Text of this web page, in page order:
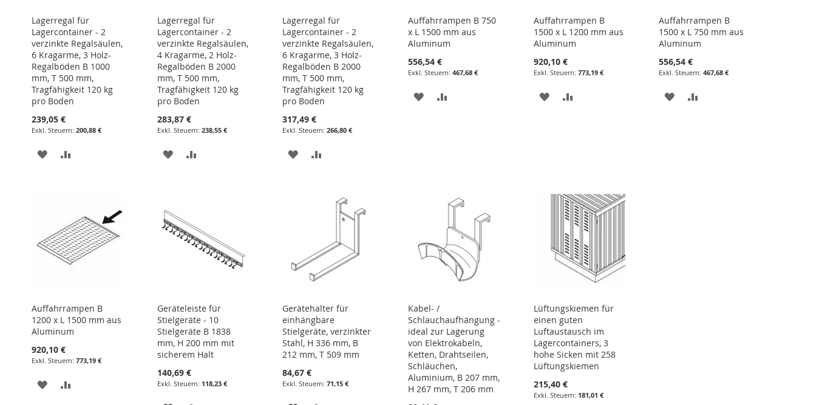
Lagerregal für
Lagercontainer - 2
verzinkte Regalsäulen,
6 Kragarme, 3 Holz-
Regalböden B 1000
mm, T 500 mm,
Tragfähigkeit 120 kg
pro Boden
239,05 €
200,88 €
ZUR
Lagerregal für
Lagercontainer - 2
verzinkte Regalsäulen,
4 Kragarme, 2 Holz-
Regalböden B 2000
mm, T 500 mm,
Tragfähigkeit 120 kg
pro Boden
283,87 €
238,55 €
ZUR
Lagerregal für
Lagercontainer - 2
verzinkte Regalsäulen,
6 Kragarme, 3 Holz-
Regalböden B 2000
mm, T 500 mm,
Tragfähigkeit 120 kg
pro Boden
317,49 €
266,80 €
ZUR
HINZUFÜGENHINZUFÜGEN
Auffahrrampen B 750
x L 1500 mm aus
Aluminum
556,54 €
467,68 €
ZUR
Auffahrrampen B
1500 x L 1200 mm aus
Aluminum
920,10 €
773,19 €
ZUR
Auffahrrampen B
1500 x L 750 mm aus
Aluminum
556,54 €
467,68 €
ZUR
Auffahrrampen B
1200 x L 1500 mm aus
Aluminum
920,10 €
773,19 €
ZUR
Geräteleiste für
Stielgeräte - 10
Stielgeräte B 1838
mm, H 200 mm mit
sicherem Halt
140,69 €
118,23 €
Gerätehalter für
einhängbare
Stielgeräte, verzinkter
Stahl, H 336 mm, B
212 mm, T 509 mm
84,67 €
71,15 €
Kabel- /
Schlauchaufhängung -
ideal zur Lagerung
von Elektrokabeln,
Ketten, Drahtseilen,
Schläuchen,
Aluminium, B 207 mm,
H 267 mm, T 206 mm
Lüftungskiemen für
einen guten
Luftaustausch im
Lagercontainers, 3
hohe Sicken mit 258
Lüftungskiemen
215,40 €
181,01 €